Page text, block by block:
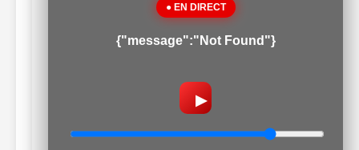
● EN DIRECT
{"message":"Not Found"}
▶